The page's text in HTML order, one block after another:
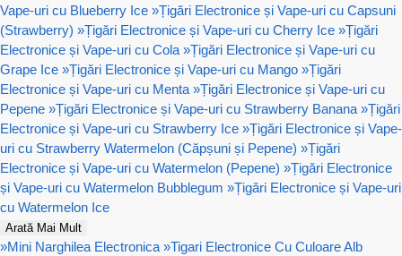
Vape-uri cu Blueberry Ice »Țigări Electronice și Vape-uri cu Capsuni
(Strawberry) »Țigări Electronice și Vape-uri cu Cherry Ice »Țigări
Electronice și Vape-uri cu Cola »Țigări Electronice și Vape-uri cu
Grape Ice »Țigări Electronice și Vape-uri cu Mango »Țigări
Electronice și Vape-uri cu Menta »Țigări Electronice și Vape-uri cu
Pepene »Țigări Electronice și Vape-uri cu Strawberry Banana »Țigări
Electronice și Vape-uri cu Strawberry Ice »Țigări Electronice și Vape-
uri cu Strawberry Watermelon (Căpșuni și Pepene) »Țigări
Electronice și Vape-uri cu Watermelon (Pepene) »Țigări Electronice
și Vape-uri cu Watermelon Bubblegum »Țigări Electronice și Vape-uri
cu Watermelon Ice
Arată Mai Mult
»Mini Narghilea Electronica »Tigari Electronice Cu Culoare Alb